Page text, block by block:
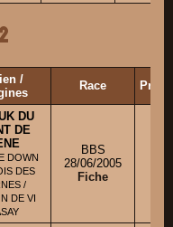
/
Race
DU
DE
DOWN
DES
/
DE VI
BBS
28/06/2005
Fiche